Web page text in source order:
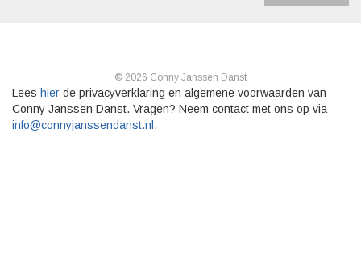
© 2026 Conny Janssen Danst
Lees hier de privacyverklaring en algemene voorwaarden van
Conny Janssen Danst. Vragen? Neem contact met ons op via
info@connyjanssendanst.nl .